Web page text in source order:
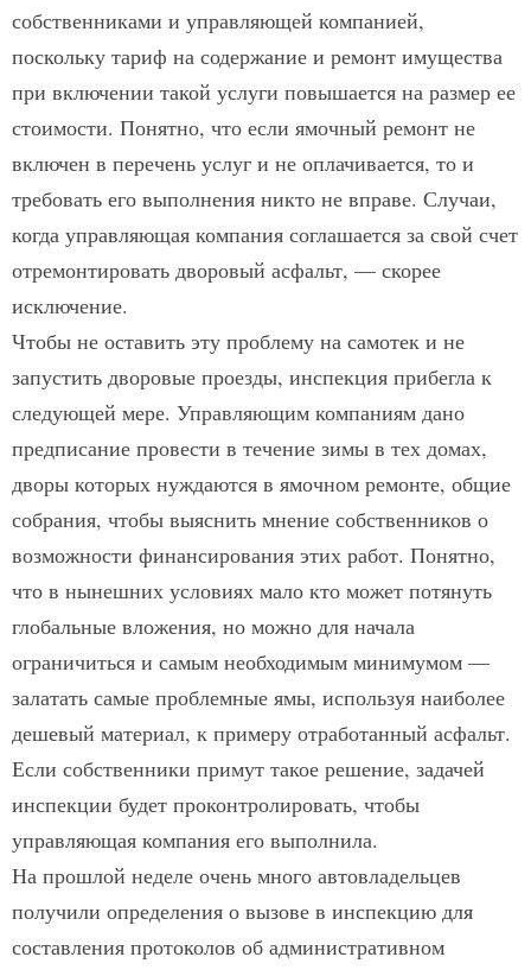
собственниками и управляющей компанией,
поскольку тариф на содержание и ремонт имущества
при включении такой услуги повышается на размер ее
стоимости. Понятно, что если ямочный ремонт не
включен в перечень услуг и не оплачивается, то и
требовать его выполнения никто не вправе. Случаи,
когда управляющая компания соглашается за свой счет
отремонтировать дворовый асфальт, — скорее
исключение.
Чтобы не оставить эту проблему на самотек и не
запустить дворовые проезды, инспекция прибегла к
следующей мере. Управляющим компаниям дано
предписание провести в течение зимы в тех домах,
дворы которых нуждаются в ямочном ремонте, общие
собрания, чтобы выяснить мнение собственников о
возможности финансирования этих работ. Понятно,
что в нынешних условиях мало кто может потянуть
глобальные вложения, но можно для начала
ограничиться и самым необходимым минимумом —
залатать самые проблемные ямы, используя наиболее
дешевый материал, к примеру отработанный асфальт.
Если собственники примут такое решение, задачей
инспекции будет проконтролировать, чтобы
управляющая компания его выполнила.
На прошлой неделе очень много автовладельцев
получили определения о вызове в инспекцию для
составления протоколов об административном